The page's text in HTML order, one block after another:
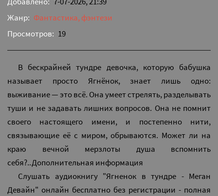
Жанр: Фантастика, фэнтези
Просмотров: 19
В бескрайней тундре девочка, которую бабушка
называет просто Ягнёнок, знает лишь одно:
выживание — это всё. Она умеет стрелять, разделывать
туши и не задавать лишних вопросов. Она не помнит
своего настоящего имени, и постепенно нити,
связывающие её с миром, обрываются. Может ли на
краю вечной мерзлоты душа вспомнить
себя?..Дополнительная информация
Слушать аудиокнигу "Ягненок в тундре - Меган
Девайн" онлайн бесплатно без регистрации - полная